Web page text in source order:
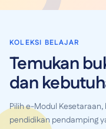
KOLEKSI BELAJAR
Temukan
dan
Pilih e-Modul
pendidikan pendamping